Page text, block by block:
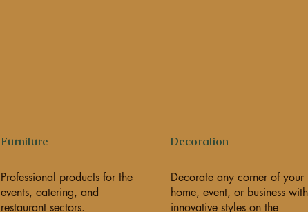
Furniture
Professional products for the
events, catering, and
restaurant sectors.
Decoration
Decorate any corner of your
home, event, or business with
innovative styles on the